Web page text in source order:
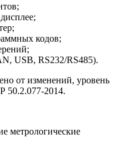
кодов;
USB, RS232/RS485).
от изменений, уровень
50.2.077-2014.
метрологические